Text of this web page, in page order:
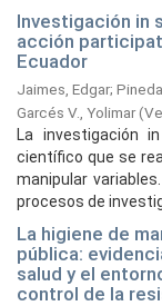
Investigación in
acción
Ecuador
Jaimes, Edgar;
Garcés V., Yolimar(
La investigación
científico que se
manipular
procesos de
La higiene de
pública:
salud y el
control de la